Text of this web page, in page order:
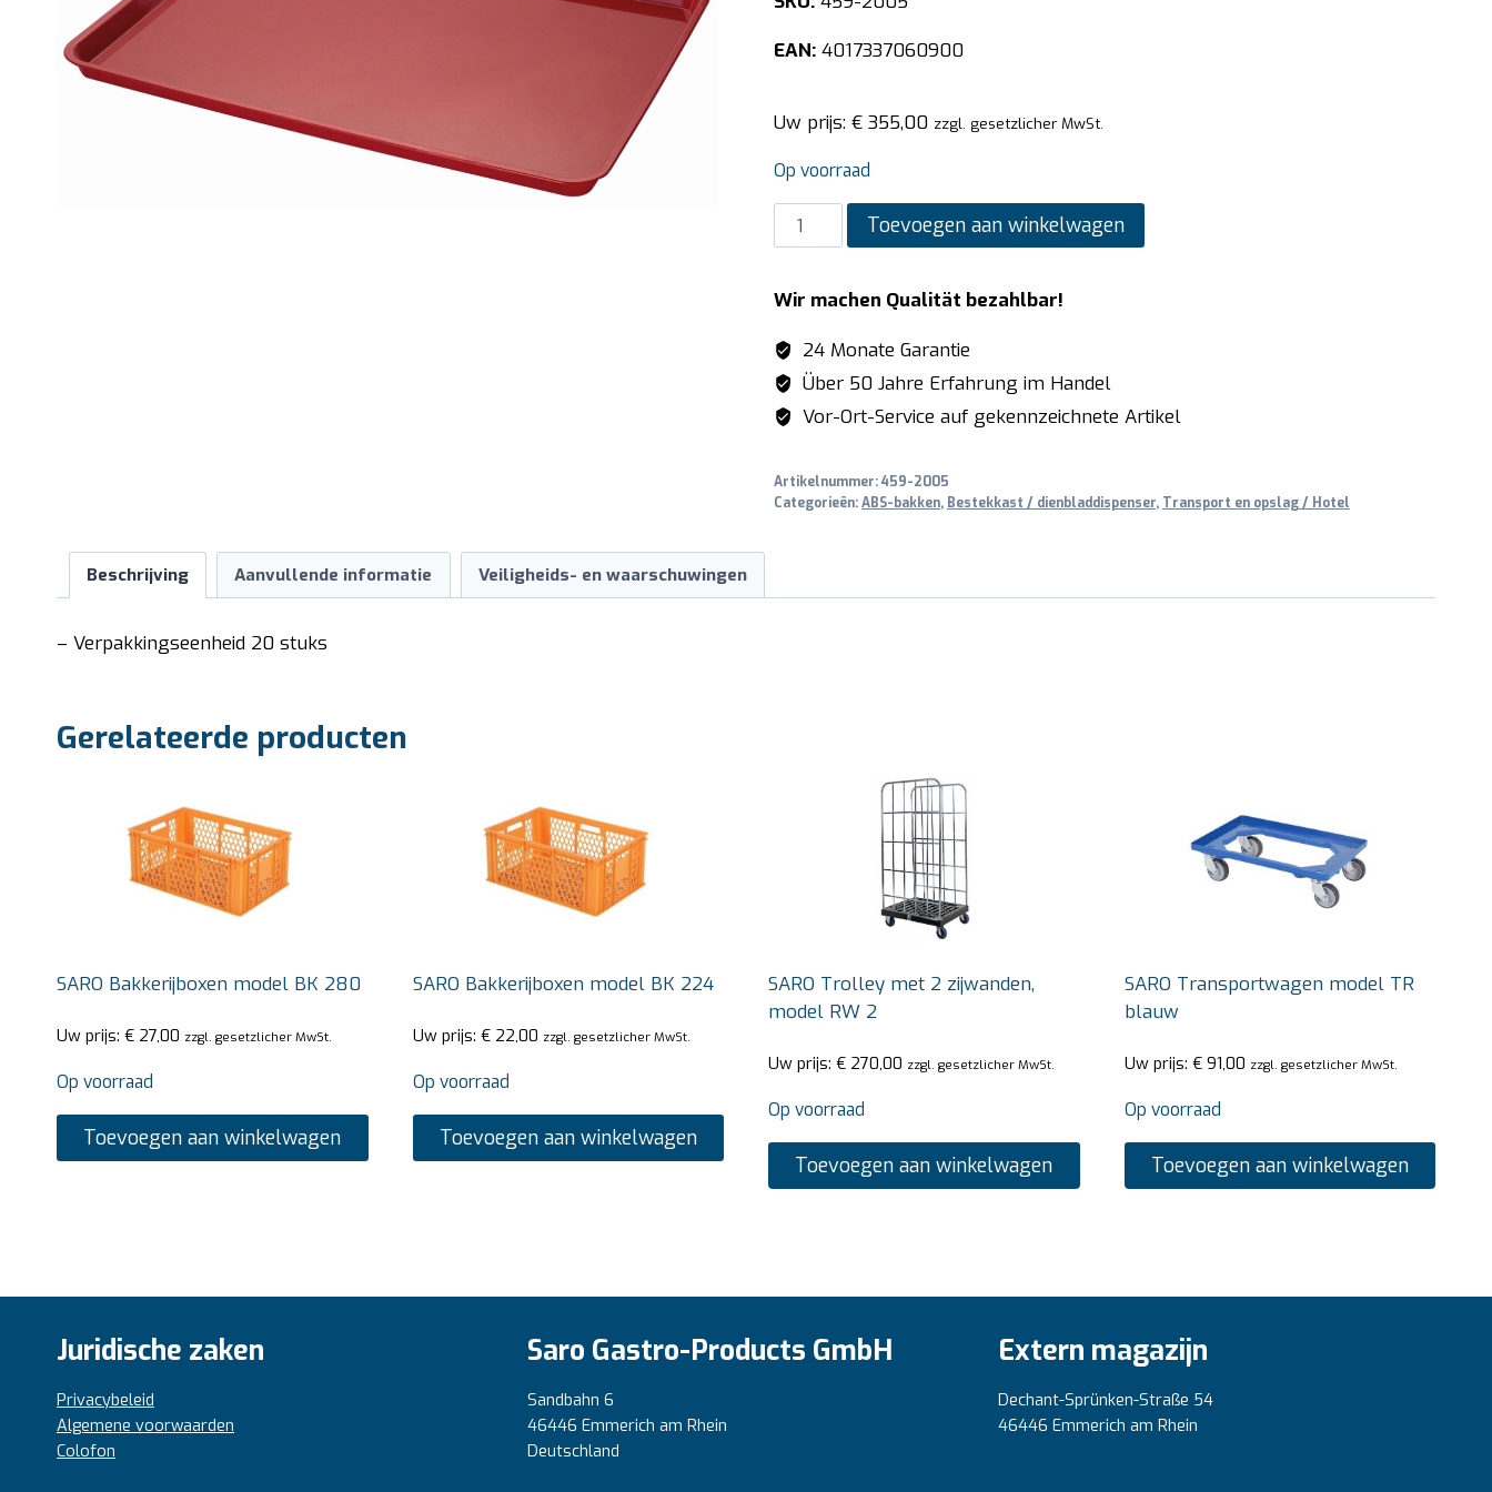
EAN:4017337060900
Uw prijs: €355,00 zzgl. gesetzlicher MwSt.
Op voorraad
SARO
ABS
model
rood
aantal
Toevoegen aan winkelwagen
Wir machen Qualität bezahlbar!
24 Monate Garantie
Über 50 Jahre Erfahrung im Handel
Vor-Ort-Service auf gekennzeichnete Artikel
Artikelnummer:459-2005
Categorieën:ABS-bakken, Bestekkast / dienbladdispenser, Transport en opslag / Hotel
Beschrijving Aanvullende informatie Veiligheids- en waarschuwingen
– Verpakkingseenheid 20 stuks
Gerelateerde producten
SARO Bakkerijboxen model BK 280
Uw prijs: € 27,00 zzgl. gesetzlicher MwSt.
Op voorraad
Toevoegen aan winkelwagen
SARO Bakkerijboxen model BK 224
Uw prijs: €22,00 zzgl. gesetzlicher MwSt.
Op voorraad
Toevoegen aan winkelwagen
SARO Trolley met 2 zijwanden,
model RW 2
Uw prijs: € 270,00 zzgl. gesetzlicher MwSt.
Op voorraad
Toevoegen aan winkelwagen
SARO Transportwagen model TR
blauw
Uw prijs: €91,00 zzgl. gesetzlicher MwSt.
Op voorraad
Toevoegen aan winkelwagen
Juridische zaken
Privacybeleid
Algemene voorwaarden
Colofon
Saro Gastro-Products GmbH
Sandbahn 6
46446 Emmerich am Rhein
Deutschland
Extern magazijn
Dechant-Sprünken-Straße 54
46446 Emmerich am Rhein